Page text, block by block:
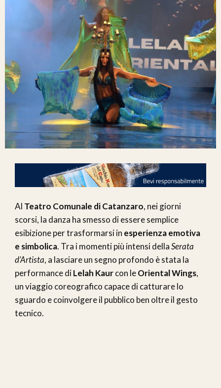
Al Teatro Comunale di Catanzaro, nei giorni
scorsi, la danza ha smesso di essere semplice
esibizione per trasformarsi in esperienza emotiva
e simbolica. Tra i momenti più intensi dellaSerata
d’Artista, a lasciare un segno profondo è stata la
performance diLelah Kaurcon leOriental Wings,
un viaggio coreografico capace di catturare lo
sguardo e coinvolgere il pubblico ben oltre il gesto
tecnico.